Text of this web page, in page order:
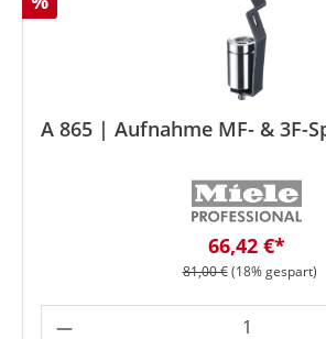
A 865 | Aufnahme MF- & 3F-
Verkaufspreis:
66,42 €*
Regulärer Preis:
81,00 € (18% gespart)
Produkt Anzahl: Gib